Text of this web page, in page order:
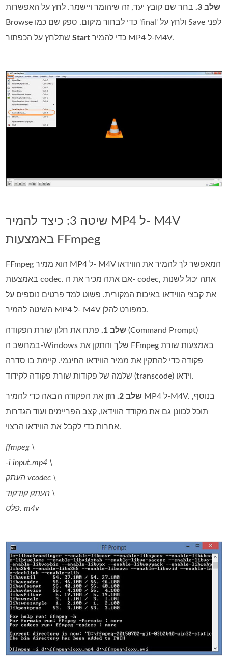
שלב 3.
בחר שם קובץ יעד, זה שיהומר ויישמר. לחץ על האפשרות
Browse כדי לבחור מיקום. ספק שם כמו 'final' ולחץ על Save לפני
שתלחץ על הכפתורStart כדי להמיר MP4 ל‑M4V.
שיטה 3: כיצד להמיר MP4 ל- M4V
באמצעות FFmpeg
FFmpeg הוא ממיר MP4 ל- M4V המאפשר לך להמיר את הווידאו
באמצעות codec. אם אתה מכיר את ה- codec, אתה יכול לשנות
את קבצי הווידאו באיכות המקורית. פשוט למד פרטים נוספים על
השיטה להמיר MP4 ל- M4V כמפורט להלן.
שלב 1.
פתח את חלון שורת הפקודה (Command Prompt)
במחשב ה‑Windows שלך והתקן את FFmpeg באמצעות שורת
פקודה כדי להתקין את ממיר הווידאו החינמי. קיימת בו סדרה
שלמה של פקודות שורת פקודה לקידוד (transcode) וידאו.
שלב 2.
הזן את הפקודה הבאה כדי להמיר MP4 ל‑M4V. בנוסף,
תוכל לכוונן גם את מקודד הווידאו, קצב הפריימים ועוד הגדרות
אחרות כדי לקבל את הווידאו הרצוי.
ffmpeg \
-i input.mp4 \
העתק vcodec \
העתק קודקוד \
פלט. m4v